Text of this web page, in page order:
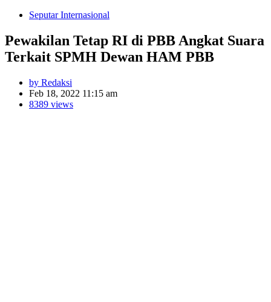
Seputar Internasional
Pewakilan Tetap RI di PBB Angkat Suara
Terkait SPMH Dewan HAM PBB
by Redaksi
Feb 18, 2022 11:15 am
8389 views